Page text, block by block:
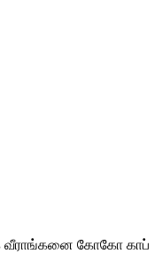
வீராங்கனை கோகோ காப்